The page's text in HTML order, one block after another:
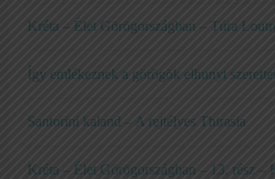
Kréta – Élet Görögországban – Túra
Így emlékeznek a görögök elhunyt
Santorini kaland – A rejtélyes Thirasia
Kréta – Élet Görögországban – 13. rész –